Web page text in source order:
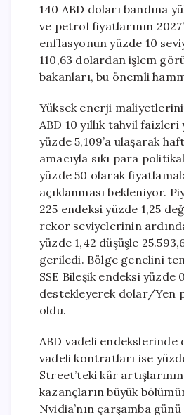
140 ABD doları bandına
ve petrol fiyatlarının
enflasyonun yüzde 10
110,63 dolardan işlem
bakanları, bu önemli
Yüksek enerji
ABD 10 yıllık tahvil
yüzde 5,109’a ulaşarak
amacıyla sıkı para
yüzde 50 olarak
açıklanması bekleniyor.
225 endeksi yüzde 1,25
rekor seviyelerinin
yüzde 1,42 düşüşle
geriledi. Bölge genelini
SSE Bileşik endeksi yüzde
destekleyerek dolar/Yen
oldu.
ABD vadeli
vadeli kontratları ise
Street’teki kâr
kazançların büyük
Nvidia’nın çarşamba